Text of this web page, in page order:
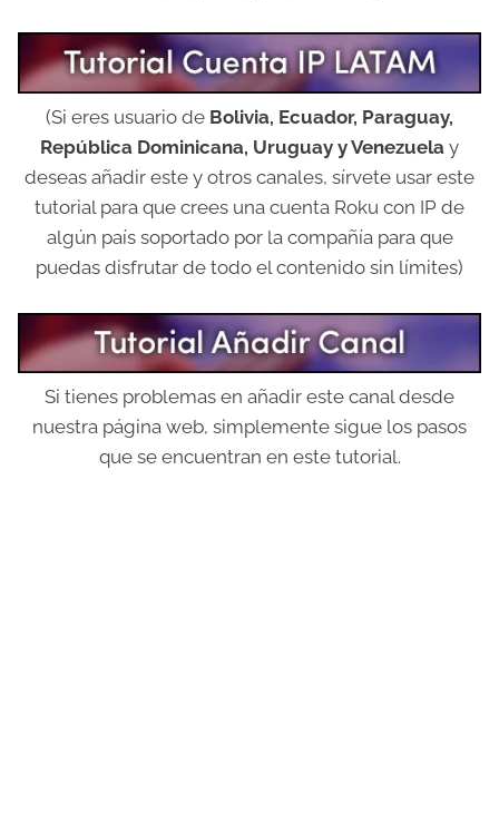
(Si eres usuario de Bolivia, Ecuador, Paraguay,
República Dominicana, Uruguay y Venezuela y
deseas añadir este y otros canales, sírvete usar este
tutorial para que crees una cuenta Roku con IP de
algún país soportado por la compañía para que
puedas disfrutar de todo el contenido sin límites)
Si tienes problemas en añadir este canal desde
nuestra página web, simplemente sigue los pasos
que se encuentran en este tutorial.